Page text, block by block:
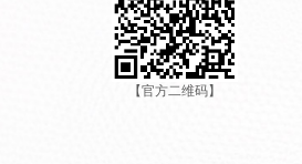
【官方二维码】